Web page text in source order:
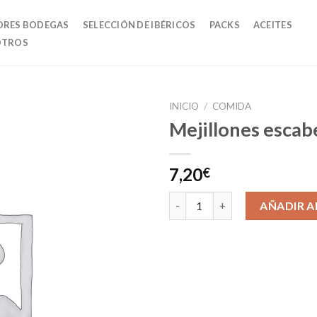
BODEGAS SELECCIÓN DE IBÉRICOS PACKS
ACEITES
INICIO / COMIDA
Mejillones
7,20€
Mejillones escabeche 8/12
AÑADIR